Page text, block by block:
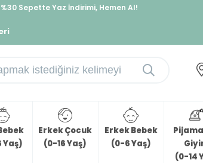
%30 Sepette Yaz İndirimi, Hemen Al!
Yaş)
Erkek Çocuk
(0-16 Yaş)
Erkek Bebek
(0-6 Yaş)
(0-14